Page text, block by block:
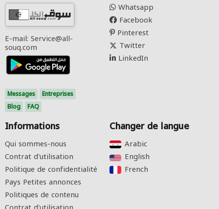
E-mail: Service@all-
souq.com
Messages
Entreprises
Blog
FAQ
Whatsapp
Facebook
Pinterest
Twitter
LinkedIn
Informations
Qui sommes-nous
Contrat d'utilisation
Politique de confidentialité
Pays Petites annonces
Politiques de contenu
Changer de langue
Arabic‎
English‎
French‎